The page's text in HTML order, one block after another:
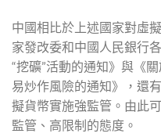
中國相比於上述國家對虛
家發改委和中國人民銀行
“挖礦”活動的通知》與《
易炒作風險的通知》，還
擬貨幣實施強監管。由此
監管、高限制的態度。